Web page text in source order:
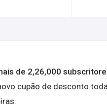
de 2,26,000
cupão de desconto